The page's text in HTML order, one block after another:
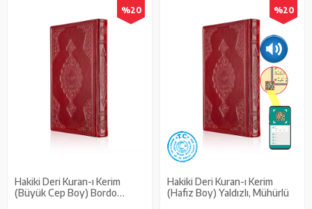
%20
Hakiki Deri Kuran-ı Kerim
(Büyük Cep Boy) Bordo
%20
Hakiki Deri Kuran-ı Kerim
(Hafız Boy) Yaldızlı, Mühürlü